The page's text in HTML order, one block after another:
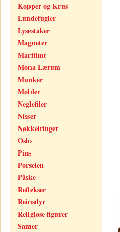
Kopper og Krus
Lundefugler
Lysestaker
Magneter
Maritimt
Mona Lærum
Munker
Møbler
Neglefiler
Nisser
Nøkkelringer
Oslo
Pins
Porselen
Påske
Reflekser
Reinsdyr
Religiøse figurer
Samer